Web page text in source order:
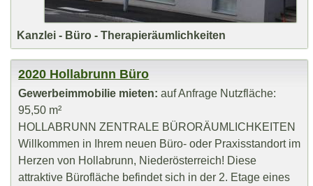
Kanzlei - Büro - Therapieräumlichkeiten
2020 Hollabrunn Büro
Gewerbeimmobilie mieten: auf Anfrage Nutzfläche:
95,50 m²
HOLLABRUNN ZENTRALE BÜRORÄUMLICHKEITEN
Willkommen in Ihrem neuen Büro- oder Praxisstandort im
Herzen von Hollabrunn, Niederösterreich! Diese
attraktive Bürofläche befindet sich in der 2. Etage eines